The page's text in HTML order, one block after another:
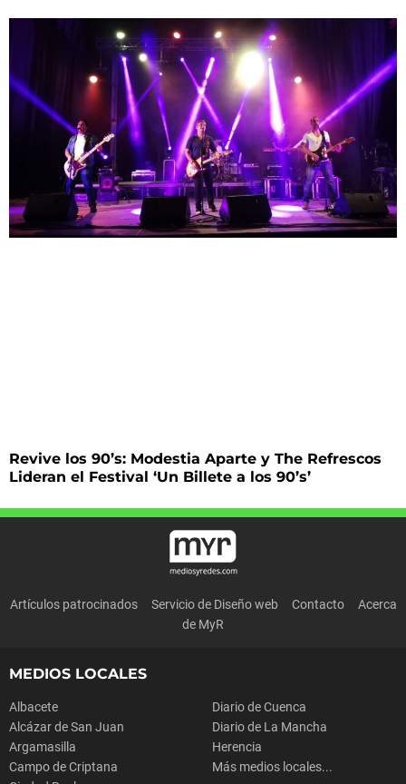
Revive los 90’s: Modestia Aparte y The Refrescos
Lideran el Festival ‘Un Billete a los 90’s’
Artículos patrocinados Servicio de Diseño web Contacto
Acerca
de MyR
MEDIOS LOCALES
Albacete
Alcázar de San Juan
Argamasilla
Campo de Criptana
Diario de Cuenca
Diario de La Mancha
Herencia
Más medios locales...